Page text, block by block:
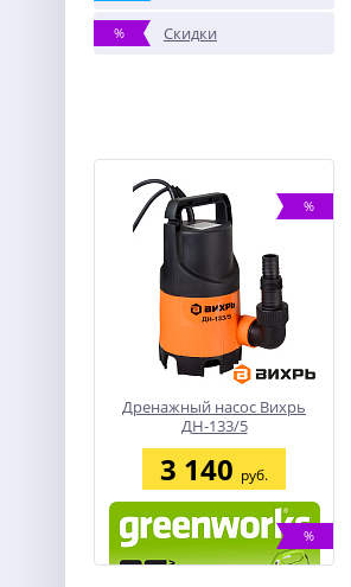
% Скидки
%
Дренажный насос Вихрь
ДН-133/5
3 140 руб.
%